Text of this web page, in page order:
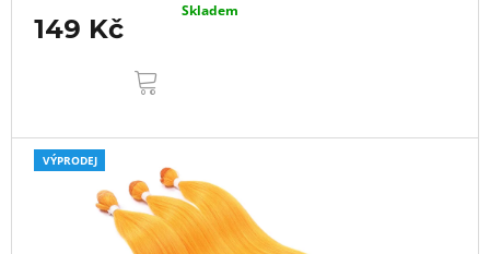
149 Kč
Skladem
VÝPRODEJ